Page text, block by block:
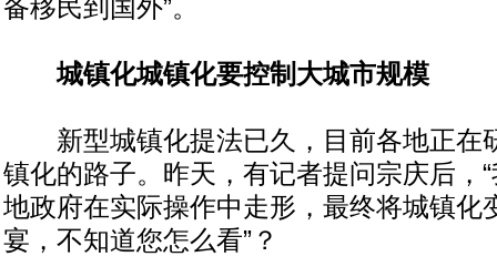
备移民到国外”。
城镇化城镇化要控制大城市规模
新型城镇化提法已久，目前各地正在
镇化的路子。昨天，有记者提问宗庆后，
地政府在实际操作中走形，最终将城镇化
宴，不知道您怎么看”？